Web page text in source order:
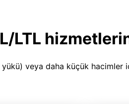
LTL
veya daha küçük